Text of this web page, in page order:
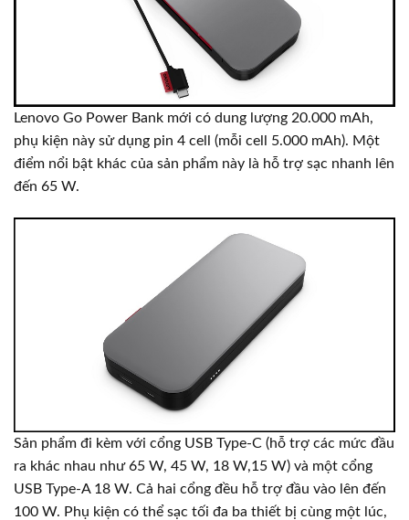
Lenovo Go Power Bank mới có dung lượng 20.000 mAh,
phụ kiện này sử dụng pin 4 cell (mỗi cell 5.000 mAh). Một
điểm nổi bật khác của sản phẩm này là hỗ trợ sạc nhanh lên
đến 65 W.
Sản phẩm đi kèm với cổng USB Type-C (hỗ trợ các mức đầu
ra khác nhau như 65 W, 45 W, 18 W,15 W) và một cổng
USB Type-A 18 W. Cả hai cổng đều hỗ trợ đầu vào lên đến
100 W. Phụ kiện có thể sạc tối đa ba thiết bị cùng một lúc,